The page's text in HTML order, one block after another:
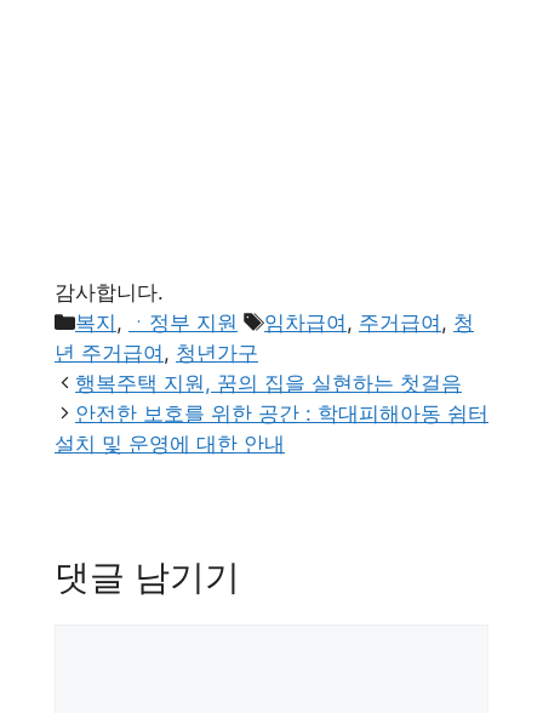
감사합니다.
카
테
고
리
복지, ㆍ정부 지원
태
임차급여, 주거급여, 청
년 주거급여, 청년가구
행복주택 지원, 꿈의 집을 실현하는 첫걸음
안전한 보호를 위한 공간 : 학대피해아동 쉼터
설치 및 운영에 대한 안내
댓글 남기기